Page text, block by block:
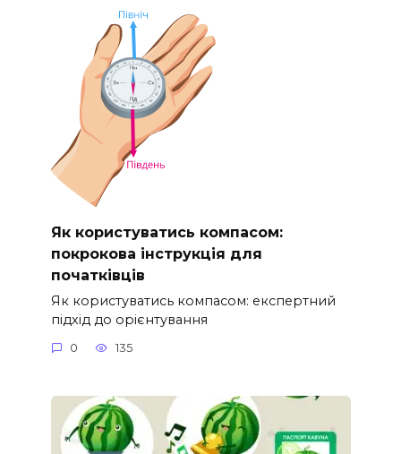
Як користуватись компасом:
покрокова інструкція для
початківців
Як користуватись компасом: експертний
підхід до орієнтування
0 135